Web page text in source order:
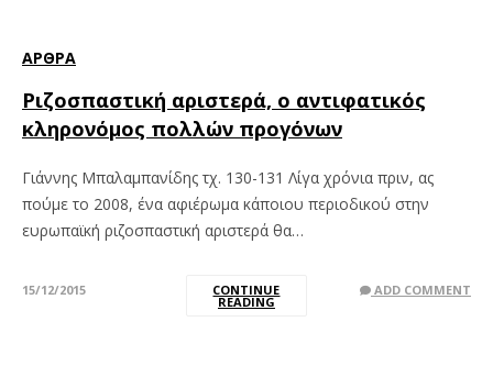
ΆΡΘΡΑ
Ριζοσπαστική αριστερά, ο αντιφατικός
κληρονόμος πολλών προγόνων
Γιάννης Μπαλαμπανίδης τχ. 130-131 Λίγα χρόνια πριν, ας
πούμε το 2008, ένα αφιέρωμα κάποιου περιοδικού στην
ευρωπαϊκή ριζοσπαστική αριστερά θα…
15/12/2015 CONTINUE
READING
ADD COMMENT